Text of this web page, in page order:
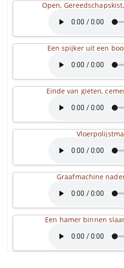
Open,
Een spijker uit een
Einde van gieten,
Graafmachine
Een hamer binnen